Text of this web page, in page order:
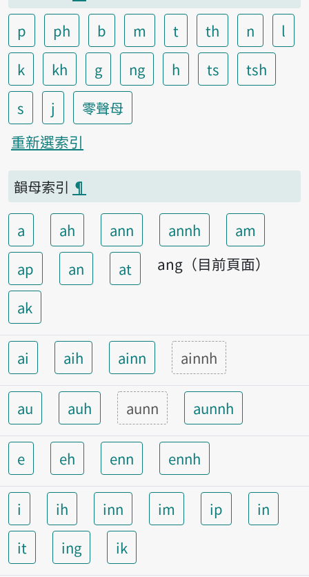
p
ph b m t th n
l
k
kh g ng h ts
tsh
s
j
零聲母
重新選索引
韻母索引 ¶
a ah ann annh
am
ap
an at ang（目前頁面）
ak
ai aih ainn ainnh
au auh aunn aunnh
e eh enn ennh
i ih inn im ip
in
it
ing ik